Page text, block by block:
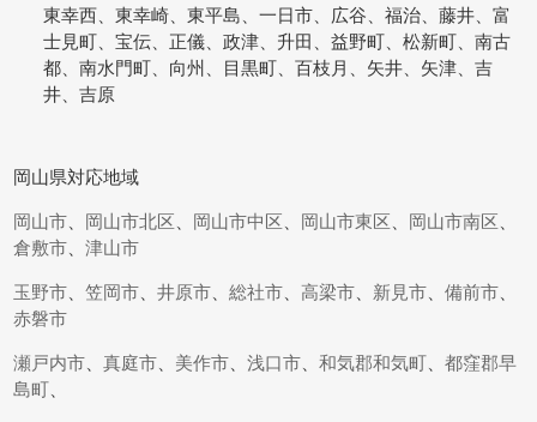
東幸西、東幸崎、東平島、一日市、広谷、福治、藤井、富
士見町、宝伝、正儀、政津、升田、益野町、松新町、南古
都、南水門町、向州、目黒町、百枝月、矢井、矢津、吉
井、吉原
岡山県対応地域
岡山市 岡山市北区 岡山市中区 岡山市東区 岡山市南区
倉敷市 、津山市
玉野市 、笠岡市 、井原市 、総社市 、高梁市 新見市 、備前市
赤磐市
瀬戸内市 、真庭市 美作市 、浅口市 、和気郡和気町 、都窪郡早
島町